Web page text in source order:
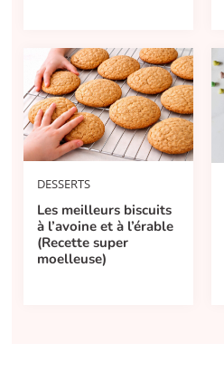
DESSERTS
Les meilleurs biscuits
à l’avoine et à l’érable
(Recette super
moelleuse)